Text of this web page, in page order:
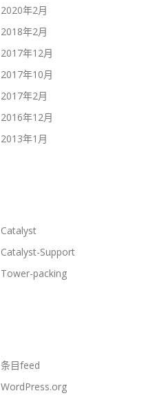
2020年2月
2018年2月
2017年12月
2017年10月
2017年2月
2016年12月
2013年1月
Catalyst
Catalyst-Support
Tower-packing
条目feed
WordPress.org